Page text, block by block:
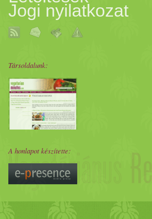
Jogi nyilatkozat
Társoldalunk:
A honlapot készítette: